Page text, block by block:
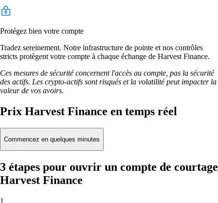
Protégez bien votre compte
Tradez sereinement. Notre infrastructure de pointe et nos contrôles
stricts protègent votre compte à chaque échange de Harvest Finance.
Ces mesures de sécurité concernent l'accès au compte, pas la sécurité
des actifs. Les crypto-actifs sont risqués et la volatilité peut impacter la
valeur de vos avoirs.
Prix Harvest Finance en temps réel
Commencez en quelques minutes
3 étapes pour ouvrir un compte de courtage
Harvest Finance
1